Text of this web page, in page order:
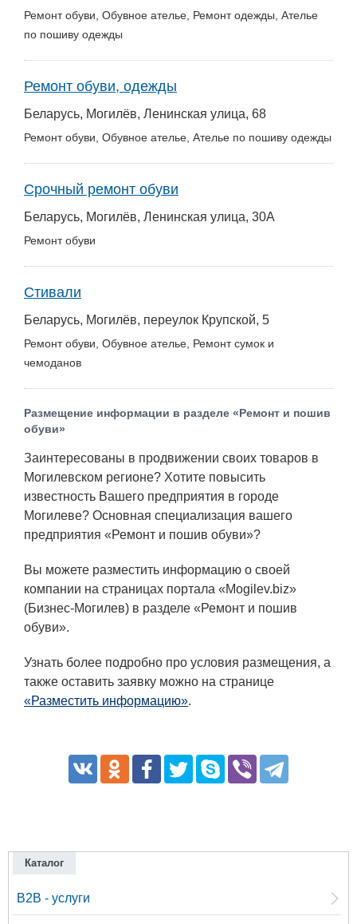
Ремонт обуви, Обувное ателье, Ремонт одежды, Ателье
по пошиву одежды
Ремонт обуви, одежды
Беларусь, Могилёв, Ленинская улица, 68
Ремонт обуви, Обувное ателье, Ателье по пошиву одежды
Срочный ремонт обуви
Беларусь, Могилёв, Ленинская улица, 30А
Ремонт обуви
Стивали
Беларусь, Могилёв, переулок Крупской, 5
Ремонт обуви, Обувное ателье, Ремонт сумок и
чемоданов
Размещение информации в разделе «Ремонт и пошив
обуви»
Заинтересованы в продвижении своих товаров в
Могилевском регионе? Хотите повысить
известность Вашего предприятия в городе
Могилеве? Основная специализация вашего
предприятия «Ремонт и пошив обуви»?
Вы можете разместить информацию о своей
компании на страницах портала «Mogilev.biz»
(Бизнес-Могилев) в разделе «Ремонт и пошив
обуви».
Узнать более подробно про условия размещения, а
также оставить заявку можно на странице
«Разместить информацию».
Каталог
B2B - услуги